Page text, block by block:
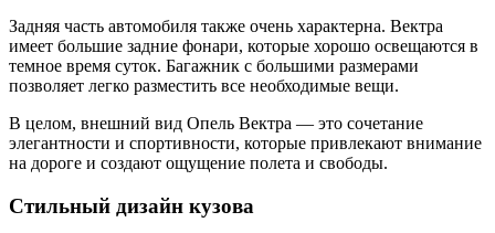
Задняя часть автомобиля также очень характерна. Вектра
имеет большие задние фонари, которые хорошо освещаются в
темное время суток. Багажник с большими размерами
позволяет легко разместить все необходимые вещи.
В целом, внешний вид Опель Вектра — это сочетание
элегантности и спортивности, которые привлекают внимание
на дороге и создают ощущение полета и свободы.
Стильный дизайн кузова